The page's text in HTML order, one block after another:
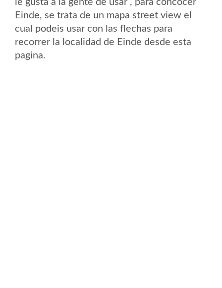
le gusta a la gente de usar , para concocer
Einde, se trata de un mapa street view el
cual podeis usar con las flechas para
recorrer la localidad de Einde desde esta
pagina.